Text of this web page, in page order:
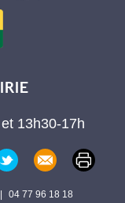
13h30-17h
| 04 77 96 18 18